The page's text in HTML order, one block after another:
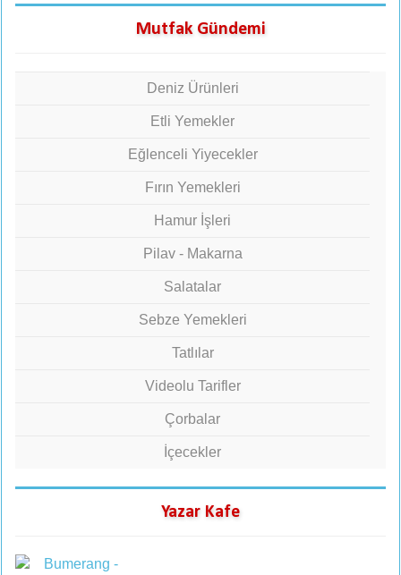
Mutfak Gündemi
Deniz Ürünleri
Etli Yemekler
Eğlenceli Yiyecekler
Fırın Yemekleri
Hamur İşleri
Pilav - Makarna
Salatalar
Sebze Yemekleri
Tatlılar
Videolu Tarifler
Çorbalar
İçecekler
Yazar Kafe